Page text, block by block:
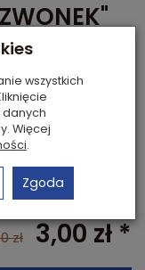
zł
3,00 zł *
wszystkich
danych
Więcej
.
Zgoda